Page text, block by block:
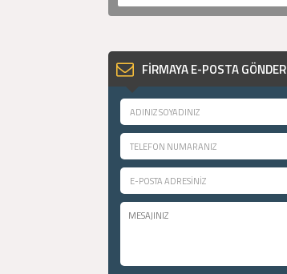
FİRMAYA E-POSTA GÖNDER